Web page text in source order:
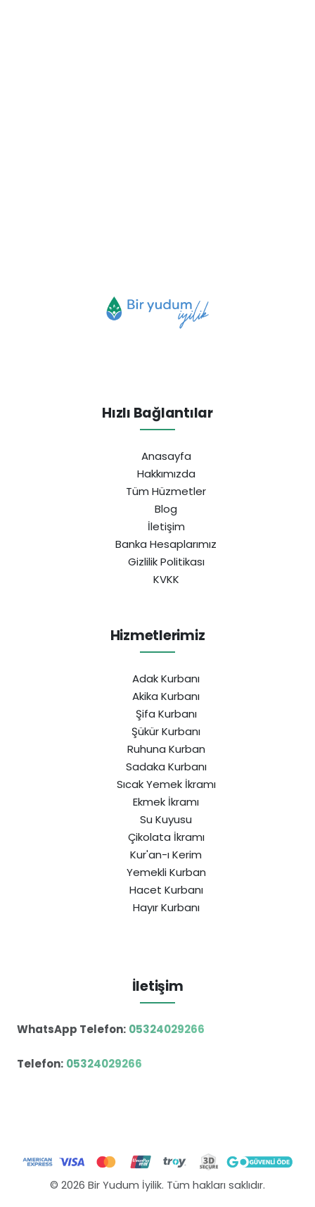
Hızlı Bağlantılar
Anasayfa
Hakkımızda
Tüm Hüzmetler
Blog
İletişim
Banka Hesaplarımız
Gizlilik Politikası
KVKK
Hizmetlerimiz
Adak Kurbanı
Akika Kurbanı
Şifa Kurbanı
Şükür Kurbanı
Ruhuna Kurban
Sadaka Kurbanı
Sıcak Yemek İkramı
Ekmek İkramı
Su Kuyusu
Çikolata İkramı
Kur'an-ı Kerim
Yemekli Kurban
Hacet Kurbanı
Hayır Kurbanı
İletişim
WhatsApp Telefon: 05324029266
Telefon: 05324029266
© 2026 Bir Yudum İyilik. Tüm hakları saklıdır.